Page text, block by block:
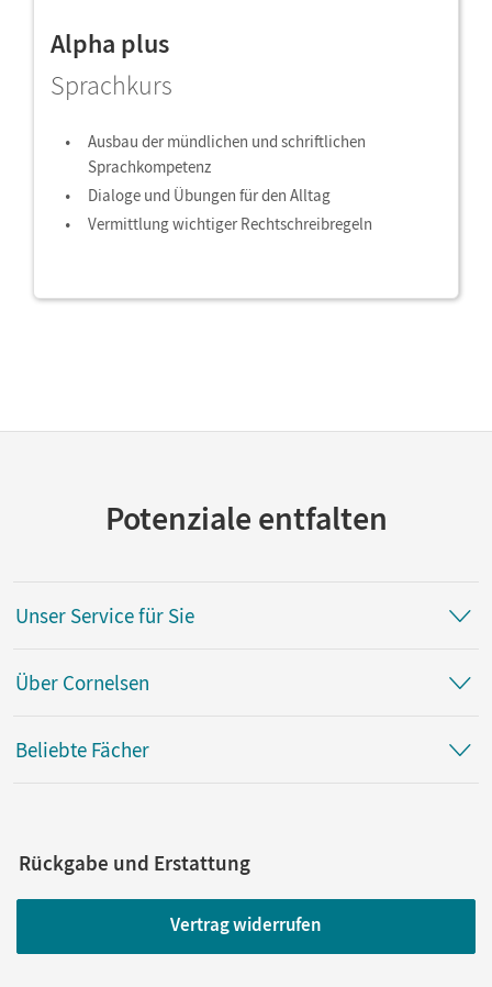
Alpha plus
Sprachkurs
Ausbau der mündlichen und schriftlichen
Sprachkompetenz
Dialoge und Übungen für den Alltag
Vermittlung wichtiger Rechtschreibregeln
Potenziale entfalten
Unser Service für Sie
Über Cornelsen
Beliebte Fächer
Rückgabe und Erstattung
Vertrag widerrufen